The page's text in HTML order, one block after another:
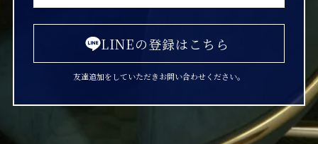
LINEの登録はこちら
友達追加をしていただきお問い合わせください。